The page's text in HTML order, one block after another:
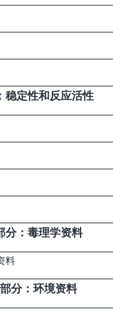
稳定性和反应活性
分：毒理学资料
料
部分：环境资料